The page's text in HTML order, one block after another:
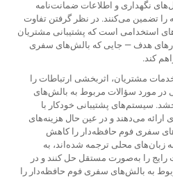
نگهداری و اطلاعات ضمانت‌نامه
تضمین می‌کنند. در نظر گرفتن تفاوت
استخدامی است که پشتیبانی مشتریان
هدف — جایی که بالش‌های سفری
کند.
مشتریان، اثربخشی ارتباطات را
در مورد سؤالات مربوط به بالش‌های
سیستم‌های پشتیبانی خودکار با
می‌دهند و در عین حال هزینه‌های
سفری فوم حافظه‌دار را کاهش
زبان‌های محلی ترجمه شده‌اند، به
را به‌صورت مستقل حل کنند و در
به بالش‌های سفری فوم حافظه‌دار را